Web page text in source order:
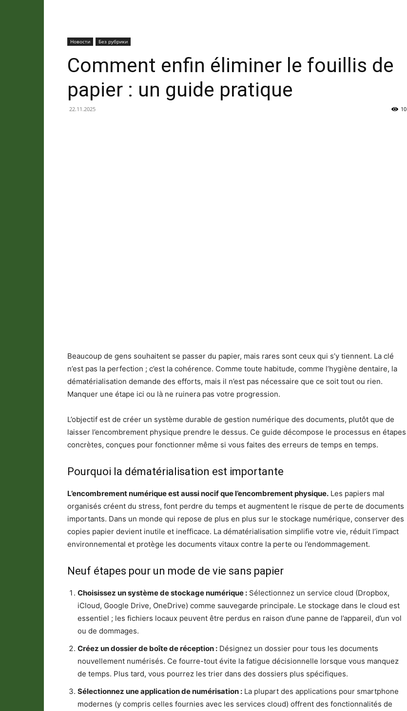
Новости Без рубрики
Comment enfin éliminer le fouillis de
papier : un guide pratique
22.11.2025 10
Beaucoup de gens souhaitent se passer du papier, mais rares sont ceux qui s’y tiennent. La clé
n’est pas la perfection ; c’est la cohérence. Comme toute habitude, comme l’hygiène dentaire, la
dématérialisation demande des efforts, mais il n’est pas nécessaire que ce soit tout ou rien.
Manquer une étape ici ou là ne ruinera pas votre progression.
L’objectif est de créer un système durable de gestion numérique des documents, plutôt que de
laisser l’encombrement physique prendre le dessus. Ce guide décompose le processus en étapes
concrètes, conçues pour fonctionner même si vous faites des erreurs de temps en temps.
Pourquoi la dématérialisation est importante
L’encombrement numérique est aussi nocif que l’encombrement physique. Les papiers mal
organisés créent du stress, font perdre du temps et augmentent le risque de perte de documents
importants. Dans un monde qui repose de plus en plus sur le stockage numérique, conserver des
copies papier devient inutile et inefficace. La dématérialisation simplifie votre vie, réduit l’impact
environnemental et protège les documents vitaux contre la perte ou l’endommagement.
Neuf étapes pour un mode de vie sans papier
Choisissez un système de stockage numérique : Sélectionnez un service cloud (Dropbox,
iCloud, Google Drive, OneDrive) comme sauvegarde principale. Le stockage dans le cloud est
essentiel ; les fichiers locaux peuvent être perdus en raison d’une panne de l’appareil, d’un vol
ou de dommages.
Créez un dossier de boîte de réception : Désignez un dossier pour tous les documents
nouvellement numérisés. Ce fourre-tout évite la fatigue décisionnelle lorsque vous manquez
de temps. Plus tard, vous pourrez les trier dans des dossiers plus spécifiques.
Sélectionnez une application de numérisation : La plupart des applications pour smartphone
modernes (y compris celles fournies avec les services cloud) offrent des fonctionnalités de